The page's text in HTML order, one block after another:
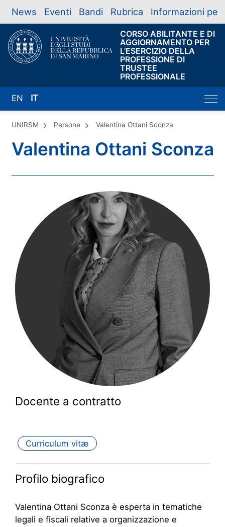
News Eventi Bandi Rubrica Informazioni per
CORSO ABILITANTE E DI
AGGIORNAMENTO PER
L’ESERCIZIO DELLA
PROFESSIONE DI
TRUSTEE
PROFESSIONALE
EN IT
UNIRSM Persone Valentina Ottani Sconza
Valentina Ottani Sconza
Docente a contratto
Curriculum vitæ
Profilo biografico
Valentina Ottani Sconza è esperta in tematiche
legali e fiscali relative a organizzazione e